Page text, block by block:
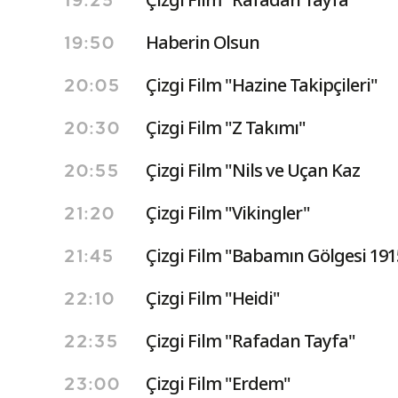
19:50 Haberin Olsun
20:05 Çizgi Film "Hazine Takipçileri"
20:30 Çizgi Film "Z Takımı"
20:55 Çizgi Film "Nils ve Uçan Kaz
21:20 Çizgi Film "Vikingler"
21:45 Çizgi Film "Babamın Gölgesi
22:10 Çizgi Film "Heidi"
22:35 Çizgi Film "Rafadan Tayfa"
23:00 Çizgi Film "Erdem"